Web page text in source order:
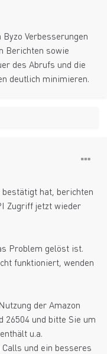
Verbesserungen
Berichten sowie
des Abrufs und die
deutlich minimieren.
bestätigt hat, berichten
Zugriff jetzt wieder
Problem gelöst ist.
funktioniert, wenden
der Amazon
26504 und bitte Sie um
u.a.
und ein besseres